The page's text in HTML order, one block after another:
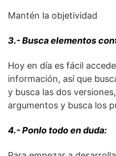
Mantén la objetividad
3.- Busca elementos
Hoy en día es fácil
información, así que
y busca las dos
argumentos y busca los
4.- Ponlo todo en duda: